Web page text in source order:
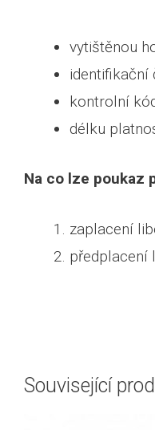
vytištěnou
identifikační
kontrolní
délku
Na co lze poukaz
zaplacení
předplacení
Související